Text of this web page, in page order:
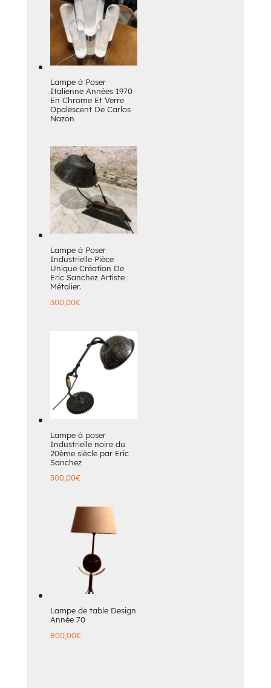
Lampe à Poser
Italienne Années 1970
En Chrome Et Verre
Opalescent De Carlos
Nazon
Lampe à Poser
Industrielle Pièce
Unique Création De
Eric Sanchez Artiste
Métalier.
300,00€
Lampe à poser
Industrielle noire du
20ème siècle par Eric
Sanchez
300,00€
Lampe de table Design
Année 70
800,00€